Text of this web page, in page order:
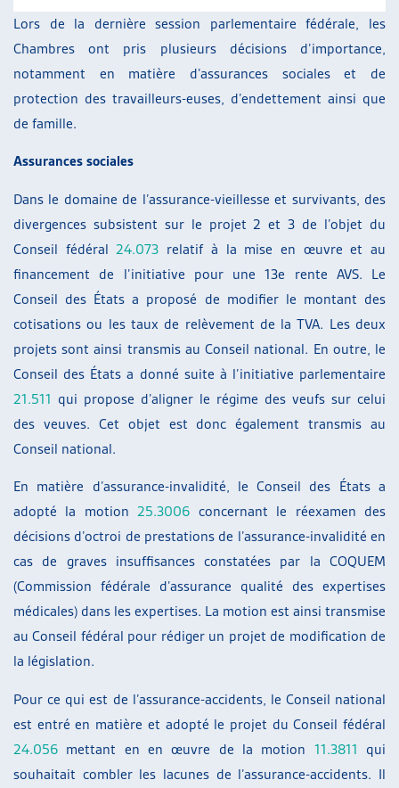
Lors de la dernière session parlementaire fédérale, les
Chambres ont pris plusieurs décisions d’importance,
notamment en matière d’assurances sociales et de
protection des travailleurs-euses, d’endettement ainsi que
de famille.
Assurances sociales
Dans le domaine de l’assurance-vieillesse et survivants, des
divergences subsistent sur le projet 2 et 3 de l’objet du
Conseil fédéral 24.073 relatif à la mise en œuvre et au
financement de l’initiative pour une 13e rente AVS. Le
Conseil des États a proposé de modifier le montant des
cotisations ou les taux de relèvement de la TVA. Les deux
projets sont ainsi transmis au Conseil national. En outre, le
Conseil des États a donné suite à l’initiative parlementaire
21.511 qui propose d’aligner le régime des veufs sur celui
des veuves. Cet objet est donc également transmis au
Conseil national.
En matière d’assurance-invalidité, le Conseil des États a
adopté la motion25.3006 concernant le réexamen des
décisions d’octroi de prestations de l’assurance-invalidité en
cas de graves insuffisances constatées par la COQUEM
(Commission fédérale d’assurance qualité des expertises
médicales) dans les expertises. La motion est ainsi transmise
au Conseil fédéral pour rédiger un projet de modification de
la législation.
Pour ce qui est de l’assurance-accidents, le Conseil national
est entré en matière et adopté le projet du Conseil fédéral
24.056 mettant en en œuvre de la motion 11.3811 qui
souhaitait combler les lacunes de l’assurance-accidents. Il